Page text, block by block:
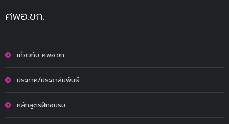
ศพอ.ขก.
เกี่ยวกับ ศพอ.ขก.
ประกาศ/ประชาสัมพันธ์
หลักสูตรฝึกอบรม